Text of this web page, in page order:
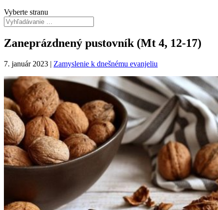
Vyberte stranu
Zaneprázdnený pustovník (Mt 4, 12-17)
7. január 2023 | Zamyslenie k dnešnému evanjeliu